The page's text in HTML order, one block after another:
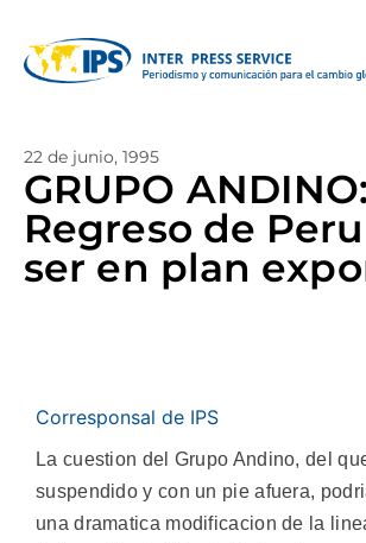
22 de junio, 1995
GRUPO ANDINO:
Regreso de
ser en plan
Corresponsal de IPS
La cuestion del Grupo Andino, del
suspendido y con un pie afuera,
una dramatica modificacion de la